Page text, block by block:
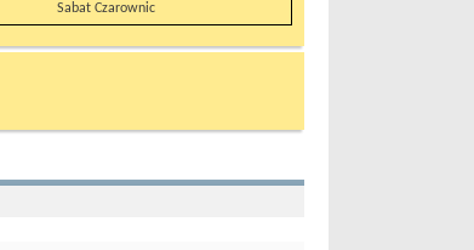
Sabat Czarownic